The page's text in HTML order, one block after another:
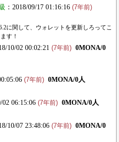
：2018/09/17 01:16:16 (7年前)
に関して、ウォレットを更新しろってこ
す！
10/02 00:02:21 (7年前) 0MONA/0
(7年前) 0MONA/0人
02 06:15:06 (7年前) 0MONA/0人
10/07 23:48:06 (7年前) 0MONA/0